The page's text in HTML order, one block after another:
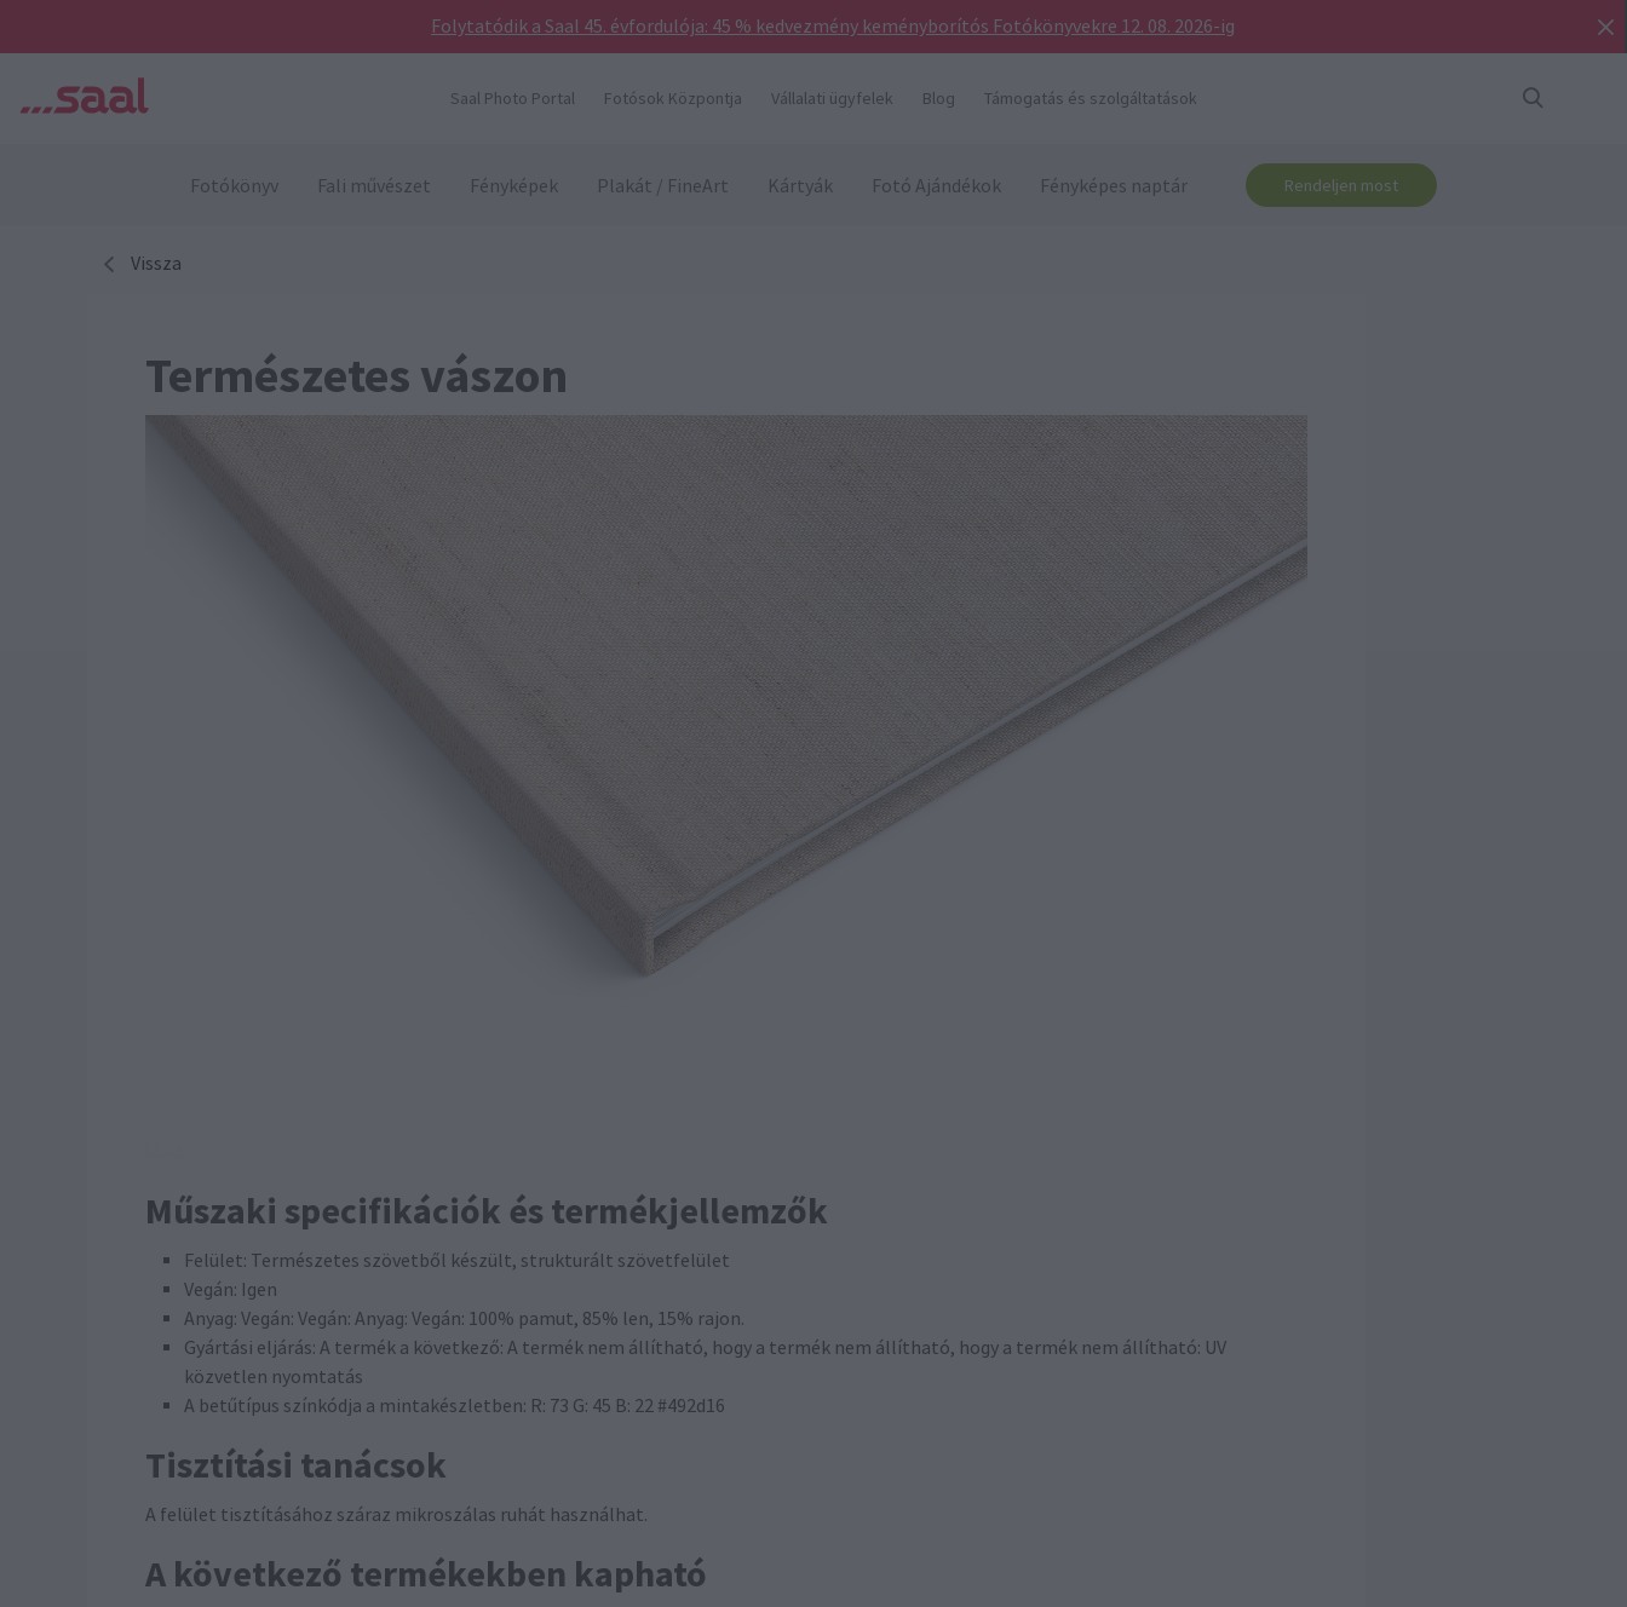
Folytatódik a Saal 45. évfordulója: 45 % kedvezmény keményborítós Fotókönyvekre 12. 08. 2026-ig
Saal Photo Portal Fotósok Központja Vállalati ügyfelek Blog Támogatás és szolgáltatások
Fotókönyv Fali művészet Fényképek Plakát / FineArt Kártyák Fotó Ajándékok Fényképes naptár Rendeljen most
Vissza
Természetes vászon
Műszaki specifikációk és termékjellemzők
Felület: Természetes szövetből készült, strukturált szövetfelület
Vegán: Igen
Anyag: Vegán: Vegán: Anyag: Vegán: 100% pamut, 85% len, 15% rajon.
Gyártási eljárás: A termék a következő: A termék nem állítható, hogy a termék nem állítható, hogy a termék nem állítható: UV
közvetlen nyomtatás
A betűtípus színkódja a mintakészletben: R: 73 G: 45 B: 22 #492d16
Tisztítási tanácsok
A felület tisztításához száraz mikroszálas ruhát használhat.
A következő termékekben kapható